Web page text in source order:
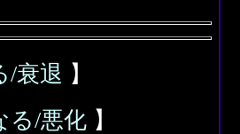
/衰退 】
る/悪化 】